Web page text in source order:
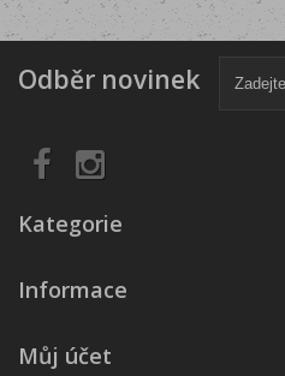
Odběr novinek
Kategorie
Informace
Můj účet